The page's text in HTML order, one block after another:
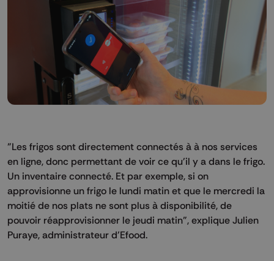
"Les frigos sont directement connectés à à nos services
en ligne, donc permettant de voir ce qu'il y a dans le frigo.
Un inventaire connecté. Et par exemple, si on
approvisionne un frigo le lundi matin et que le mercredi la
moitié de nos plats ne sont plus à disponibilité, de
pouvoir réapprovisionner le jeudi matin", explique Julien
Puraye, administrateur d'Efood.